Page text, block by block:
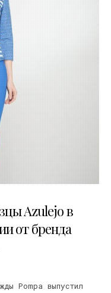
Аzulejo в
от бренда
Pompa выпустил